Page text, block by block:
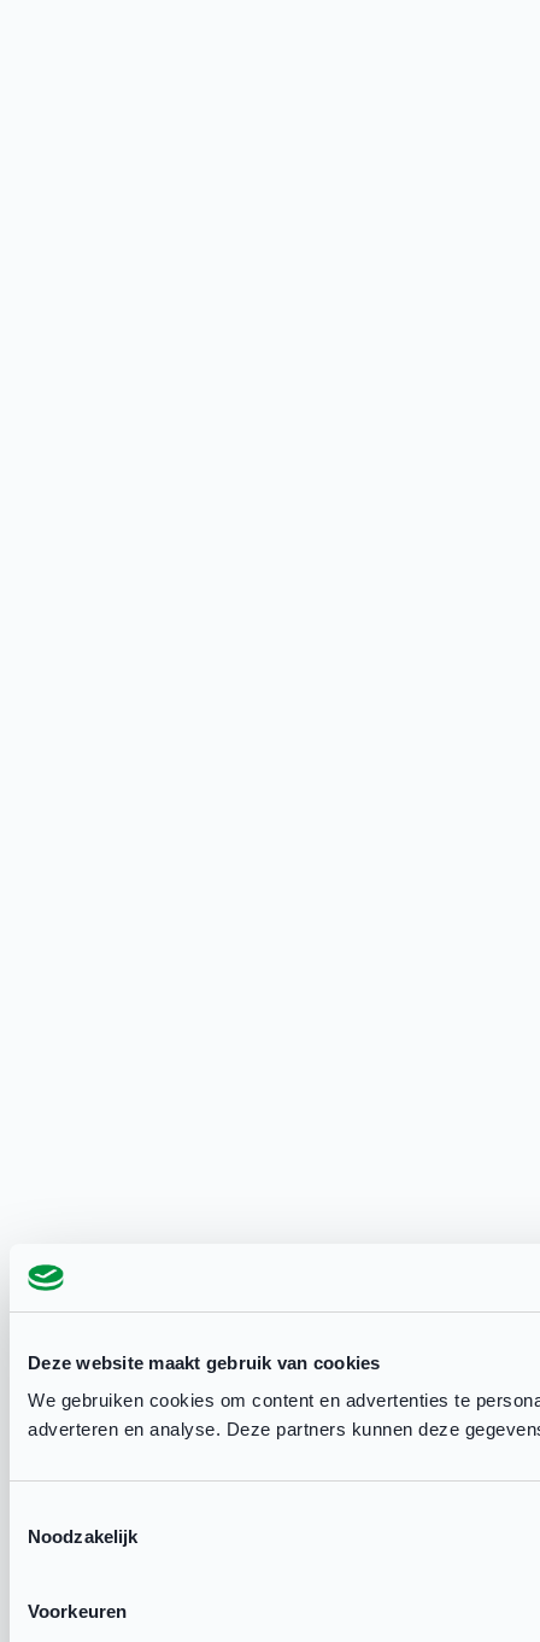
Deze website maakt gebruik van cookies
We gebruiken cookies om content en advertenties te
adverteren en analyse. Deze partners kunnen deze
Noodzakelijk
Voorkeuren